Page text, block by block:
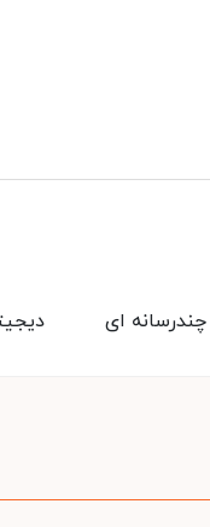
چندرسانه ای